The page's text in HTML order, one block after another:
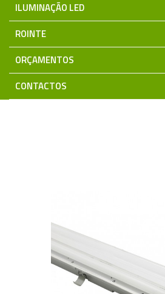
ILUMINAÇÃO LED
ROINTE
ORÇAMENTOS
CONTACTOS